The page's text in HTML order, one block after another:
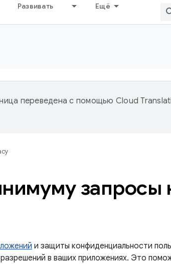
Развивать Ещё
переведена с помощью Cloud
запросы
и защиты конфиденциальности
в ваших приложениях. Это